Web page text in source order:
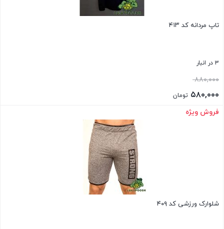
تاپ مردانه کد ۴۱۳
۳ در انبار
۸۸۰,۰۰۰قیمت
اصلی:۵۸۰,۰۰۰ تومان
قیمت
بستن
فروش ویژه
شلوارک ورزشی کد ۴۰۹